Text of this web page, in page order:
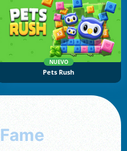
NUEVO
Pets Rush
Fame